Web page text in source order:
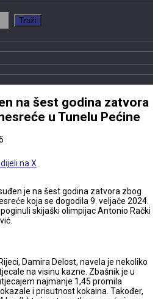
na šest godina zatvora
u Tunelu Pećine
na X
je na šest godina zatvora zbog
koja se dogodila 9. veljače 2024.
skijaški olimpijac Antonio Rački
Damira Delost, navela je nekoliko
na visinu kazne. Zbašnik je u
najmanje 1,45 promila
i prisutnost kokaina. Također,